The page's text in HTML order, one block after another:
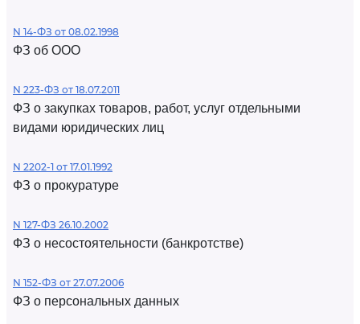
N 14-ФЗ от 08.02.1998
ФЗ об ООО
N 223-ФЗ от 18.07.2011
ФЗ о закупках товаров, работ, услуг отдельными
видами юридических лиц
N 2202-1 от 17.01.1992
ФЗ о прокуратуре
N 127-ФЗ 26.10.2002
ФЗ о несостоятельности (банкротстве)
N 152-ФЗ от 27.07.2006
ФЗ о персональных данных